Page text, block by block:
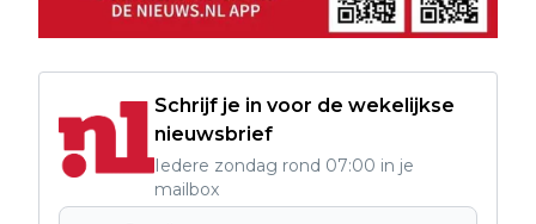
Schrijf je in voor de wekelijkse
nieuwsbrief
Iedere zondag rond 07:00 in je
mailbox